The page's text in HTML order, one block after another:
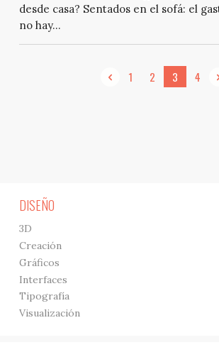
desde casa? Sentados en el sofá: el
no hay...
1 2 3 4
DISEÑO
3D
Creación
Gráficos
Interfaces
Tipografía
Visualización